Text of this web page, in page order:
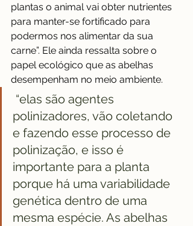
plantas o animal vai obter nutrientes
para manter-se fortificado para
podermos nos alimentar da sua
carne”. Ele ainda ressalta sobre o
papel ecológico que as abelhas
desempenham no meio ambiente.
“elas são agentes
polinizadores, vão coletando
e fazendo esse processo de
polinização, e isso é
importante para a planta
porque há uma variabilidade
genética dentro de uma
mesma espécie. As abelhas